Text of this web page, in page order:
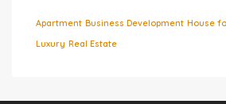
Apartment Business Development House
Luxury Real Estate